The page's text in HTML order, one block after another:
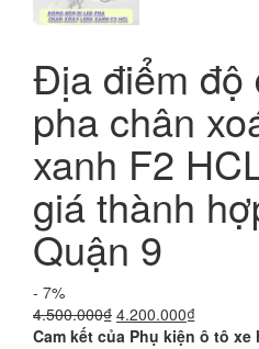
Địa điểm độ
pha chân
xanh F2
giá thành
Quận 9
- 7%
4.500.000₫ Giá
gốc
4.200.000₫Giá
hiện
Cam kết của Phụ kiện ô tô